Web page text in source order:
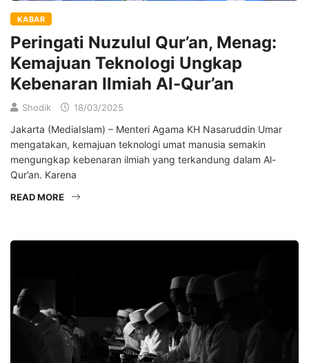
KABAR
Peringati Nuzulul Qur’an, Menag:
Kemajuan Teknologi Ungkap
Kebenaran Ilmiah Al-Qur’an
Shodik 18/03/2025
Jakarta (MediaIslam) – Menteri Agama KH Nasaruddin Umar
mengatakan, kemajuan teknologi umat manusia semakin
mengungkap kebenaran ilmiah yang terkandung dalam Al-
Qur’an. Karena
READ MORE